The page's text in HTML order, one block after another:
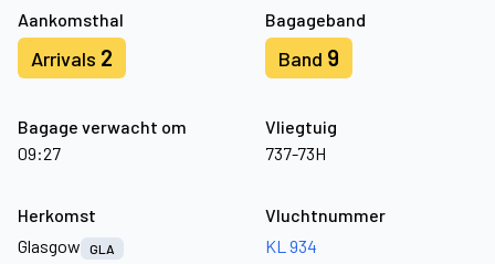
Aankomsthal
Arrivals 2
Bagageband
Band 9
Bagage verwacht om
09:27
Vliegtuig
737-73H
Herkomst
Glasgow
GLA
Vluchtnummer
KL 934